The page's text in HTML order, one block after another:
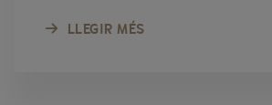
LLEGIR MÉS